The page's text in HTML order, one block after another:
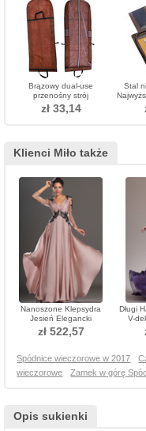
Brązowy dual-use
przenośny strój
pyłoszczelny worek
składany duży ślub pościel
zł 33,14
Stal
etui
Klienci Miło także
Nanoszone Klepsydra
Jesień Elegancki
Harmonijkowe gorset
Sukienka wieczorowe
zł 522,57
Długi
V-
Spódnice wieczorowe w 2017
wieczorowe
Zamek w górę
Opis sukienki